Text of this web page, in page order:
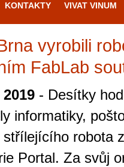
KONTAKTY VIVAT VINUM
vyrobili
FabLab
- Desítky
informatiky,
robota
Portal. Za svůj
Průvodce
Brně: Od
Brno je
zajímavé
restaurace,
kde si